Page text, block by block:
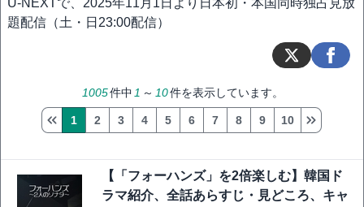
U-NEXTで、2025年11月1日より日本初・本国同時独占見放
題配信（土・日23:00配信）
1005件中 1 ～ 10件を表示しています。
1 2 3 4 5 6 7 8 9 10
【「フォーハンズ」を2倍楽しむ】韓国ド
ラマ紹介、全話あらすじ・見どころ、キャ